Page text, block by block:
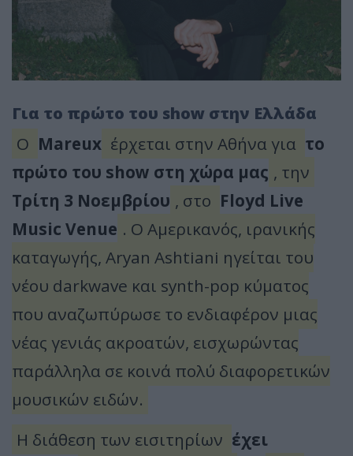
Για το πρώτο του show στην Ελλάδα
O Mareux έρχεται στην Αθήνα για το
πρώτο του show στη χώρα μας , την
Τρίτη 3 Νοεμβρίου , στο Floyd Live
Music Venue . Ο Αμερικανός, ιρανικής
καταγωγής, Aryan Ashtiani ηγείται του
νέου darkwave και synth-pop κύματος
που αναζωπύρωσε το ενδιαφέρον μιας
νέας γενιάς ακροατών, εισχωρώντας
παράλληλα σε κοινά πολύ διαφορετικών
μουσικών ειδών.
Η διάθεση των εισιτηρίων έχει